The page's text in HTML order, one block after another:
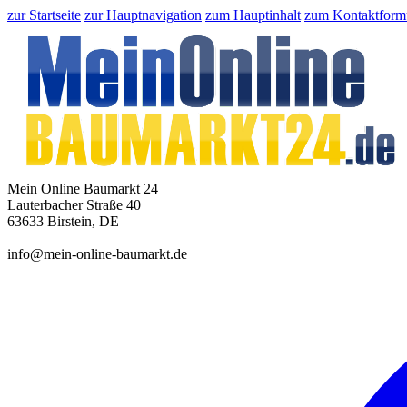
zur Startseite zur Hauptnavigation zum Hauptinhalt zum
Mein Online Baumarkt 24
Lauterbacher Straße 40
63633 Birstein, DE
info@mein-online-baumarkt.de